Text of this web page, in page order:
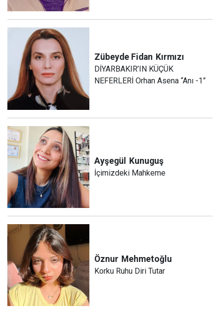
Zübeyde Fidan Kırmızı
DİYARBAKIR’IN KÜÇÜK
NEFERLERİ Orhan Asena “Anı -1”
Ayşegül Kunuguş
İçimizdeki Mahkeme
Öznur Mehmetoğlu
Korku Ruhu Diri Tutar